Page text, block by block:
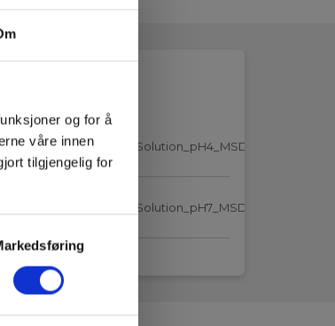
og for å
våre innen
tilgjengelig for